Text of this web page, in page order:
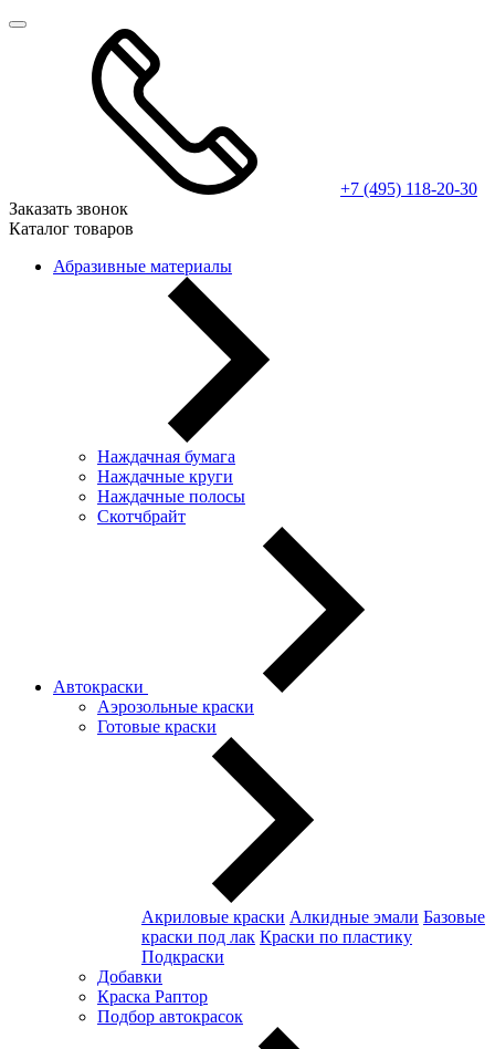
+7 (495) 118-20-30
Заказать звонок
Каталог товаров
Абразивные материалы
Наждачная бумага
Наждачные круги
Наждачные полосы
Скотчбрайт
Автокраски
Аэрозольные краски
Готовые краски
Акриловые краски Алкидные эмали Базовые
краски под лак Краски по пластику
Подкраски
Добавки
Краска Раптор
Подбор автокрасок